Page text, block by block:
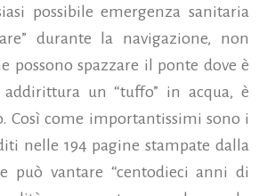
possibile emergenza sanitaria
durante la navigazione, non
possono spazzare il ponte dove è
un “tuffo” in acqua, è
Così come importantissimi sono i
nelle 194 pagine stampate dalla
può vantare “centodieci anni di